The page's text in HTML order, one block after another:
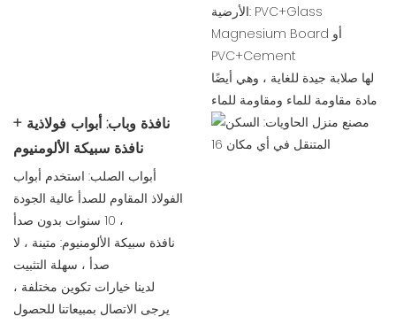
الأرضية: PVC+Glass
Magnesium Board أو
PVC+Cement
لها صلابة جيدة للغاية ، وهي أيضًا
مادة مقاومة للماء ومقاومة للماء
نافذة وباب: أبواب فولاذية +
نافذة سبيكة الألومنيوم
أبواب الصلب: استخدم أبواب
الفولاذ المقاوم للصدأ عالية الجودة
، 10 سنوات بدون صدأ
نافذة سبيكة الألومنيوم: متينة ، لا
صدأ ، سهلة التثبيت
لدينا خيارات تكوين مختلفة ،
يرجى الاتصال بمبيعاتنا للحصول